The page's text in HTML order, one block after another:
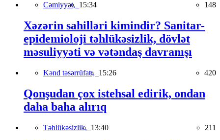
Cəmiyyət, 15:34 148
Xəzərin sahilləri kimindir? Sanitar-
epidemioloji təhlükəsizlik, dövlət
məsuliyyəti və vətəndaş davranışı
Kənd təsərrüfatı, 15:26 420
Qonşudan çox istehsal edirik, ondan
daha baha alırıq
Təhlükəsizlik, 13:40 211